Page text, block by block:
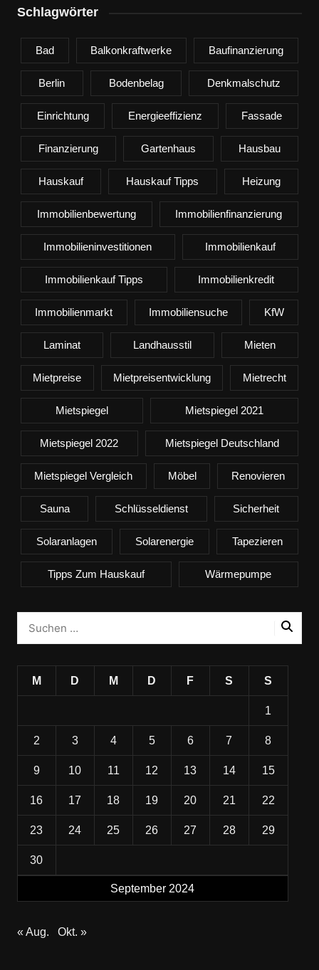
Schlagwörter
Bad Balkonkraftwerke Baufinanzierung
Berlin Bodenbelag Denkmalschutz
Einrichtung Energieeffizienz Fassade
Finanzierung Gartenhaus Hausbau
Hauskauf Hauskauf Tipps Heizung
Immobilienbewertung Immobilienfinanzierung
Immobilieninvestitionen Immobilienkauf
Immobilienkauf Tipps Immobilienkredit
Immobilienmarkt Immobiliensuche KfW
Laminat Landhausstil Mieten
Mietpreise Mietpreisentwicklung Mietrecht
Mietspiegel Mietspiegel 2021
Mietspiegel 2022 Mietspiegel Deutschland
Mietspiegel Vergleich Möbel Renovieren
Sauna Schlüsseldienst Sicherheit
Solaranlagen Solarenergie Tapezieren
Tipps Zum Hauskauf Wärmepumpe
September 2024
M D M D F S S
1
2 3 4 5 6 7 8
9 10 11 12 13 14 15
16 17 18 19 20 21 22
23 24 25 26 27 28 29
30
« Aug. Okt. »